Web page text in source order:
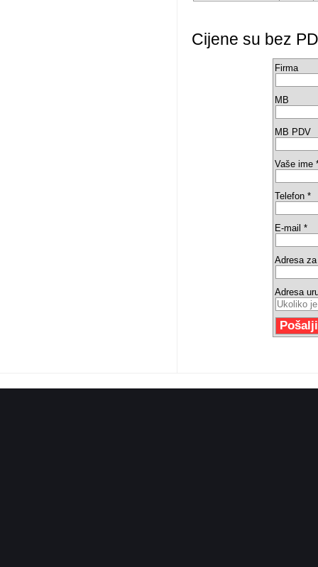
Cijene su bez
Firma
MB
MB PDV
Vaše ime
Telefon *
E-mail *
Adresa
Adresa